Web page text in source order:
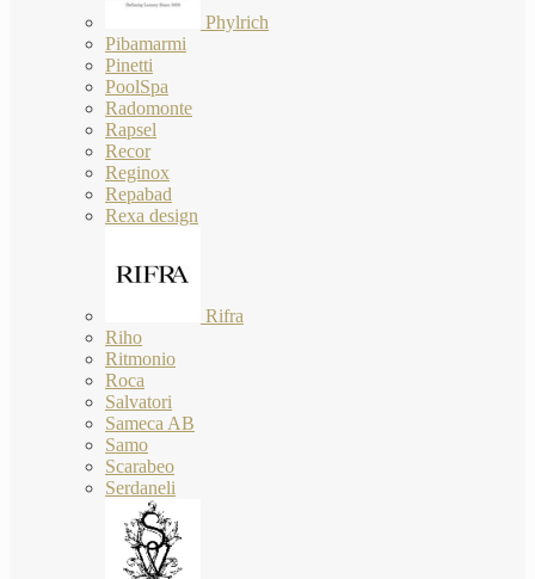
Phylrich
Pibamarmi
Pinetti
PoolSpa
Radomonte
Rapsel
Recor
Reginox
Repabad
Rexa design
Rifra
Riho
Ritmonio
Roca
Salvatori
Sameca AB
Samo
Scarabeo
Serdaneli